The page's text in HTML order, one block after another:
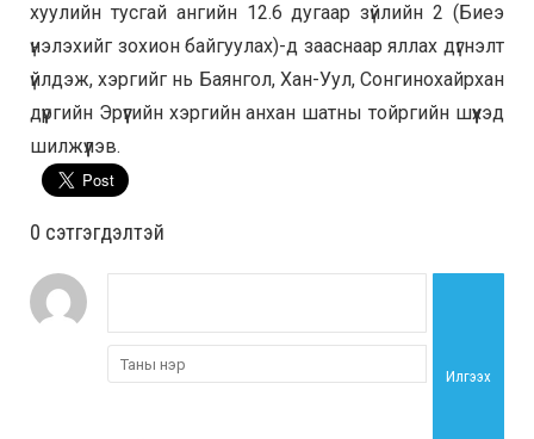
хуулийн тусгай ангийн 12.6 дугаар зүйлийн 2 (Биеэ
үнэлэхийг зохион байгуулах)-д зааснаар яллах дүгнэлт
үйлдэж, хэргийг нь Баянгол, Хан-Уул, Сонгинохайрхан
дүүргийн Эрүүгийн хэргийн анхан шатны тойргийн шүүхэд
шилжүүлэв.
0 cэтгэгдэлтэй
Илгээх